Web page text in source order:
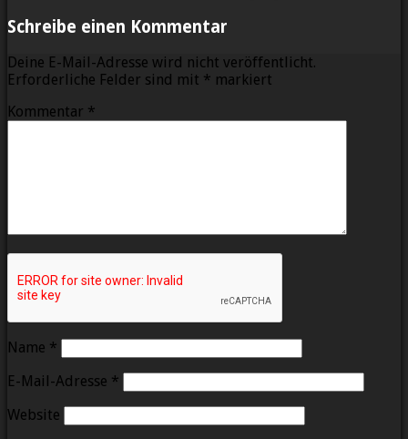
Schreibe einen Kommentar
Deine E-Mail-Adresse wird nicht veröffentlicht.
Erforderliche Felder sind mit * markiert
Kommentar *
Name *
E-Mail-Adresse *
Website